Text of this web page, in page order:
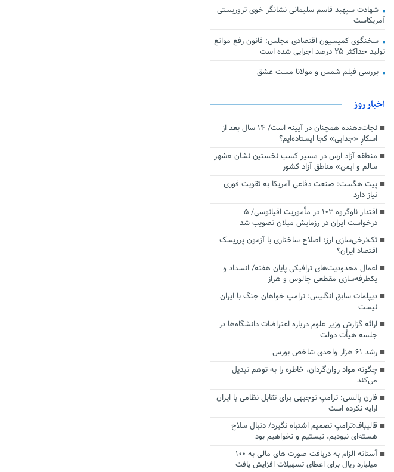
شهادت سپهبد قاسم سلیمانی نشانگر خوی تروریستی
آمریکاست
سخنگوی کمیسیون اقتصادی مجلس: قانون رفع موانع
تولید حداکثر ۲۵ درصد اجرایی شده است
بررسی فیلم شمس و مولانا مست عشق
اخبار روز
نجات‌دهنده‌ همچنان در آیینه است/ ۱۴ سال بعد از
اسکارِ «جدایی» کجا ایستاده‌ایم؟
منطقه آزاد ارس در مسیر کسب نخستین نشان «شهر
سالم و ایمن» مناطق آزاد کشور
پیت هگست: صنعت دفاعی آمریکا به تقویت فوری
نیاز دارد
اقتدار ناوگروه ۱۰۳ در مأموریت‌ اقیانوسی/ ۵
درخواست ایران در رزمایش میلان تصویب شد
تک‌نرخی‌سازی ارز؛ اصلاح ساختاری یا آزمون پرریسک
اقتصاد ایران؟
اعمال محدودیت‌های ترافیکی پایان هفته/ انسداد و
یکطرفه‌سازی مقطعی چالوس و هراز
دیپلمات سابق انگلیس:‌ ترامپ خواهان جنگ با ایران
نیست
ارائه گزارش وزیر علوم درباره اعتراضات دانشگاه‌ها در
جلسه هیأت دولت
رشد ۶۱ هزار واحدی شاخص بورس
چگونه مواد روان‌گردان، خاطره را به توهم تبدیل
می‌کند
فارن پالسی: ترامپ توجیهی برای تقابل نظامی با ایران
ارایه نکرده است
قالیباف:ترامپ تصمیم اشتباه نگیرد/ دنبال سلاح
هسته‌ای نبودیم، نیستیم و نخواهیم بود
آستانه الزام به دریافت صورت های مالی به ۱۰۰
میلیارد ریال برای اعطای تسهیلات افزایش یافت